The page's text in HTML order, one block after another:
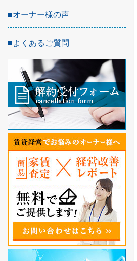
■オーナー様の声
■よくあるご質問